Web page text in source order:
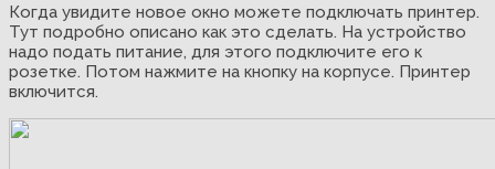
Когда увидите новое окно можете подключать принтер.
Тут подробно описано как это сделать. На устройство
надо подать питание, для этого подключите его к
розетке. Потом нажмите на кнопку на корпусе. Принтер
включится.